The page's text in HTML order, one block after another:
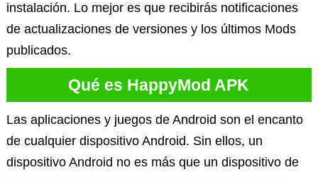
instalación. Lo mejor es que recibirás notificaciones
de actualizaciones de versiones y los últimos Mods
publicados.
Qué es HappyMod APK
Las aplicaciones y juegos de Android son el encanto
de cualquier dispositivo Android. Sin ellos, un
dispositivo Android no es más que un dispositivo de